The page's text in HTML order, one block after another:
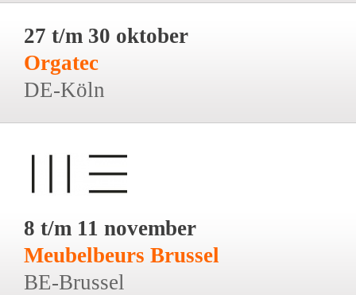
27 t/m 30 oktober
Orgatec
DE-Köln
8 t/m 11 november
Meubelbeurs Brussel
BE-Brussel